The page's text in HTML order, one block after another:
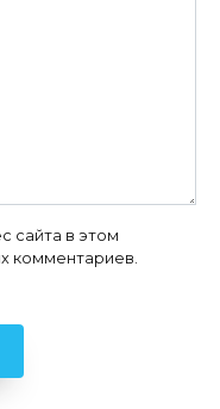
сайта в этом
комментариев.